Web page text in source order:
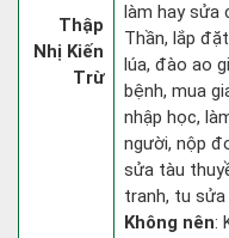
Thập
Nhị Kiến
Trừ
làm hay sửa
Thần, lắp
lúa, đào ao
bệnh, mua
nhập học,
người, nộp
sửa tàu
tranh, tu sửa
Không nên: